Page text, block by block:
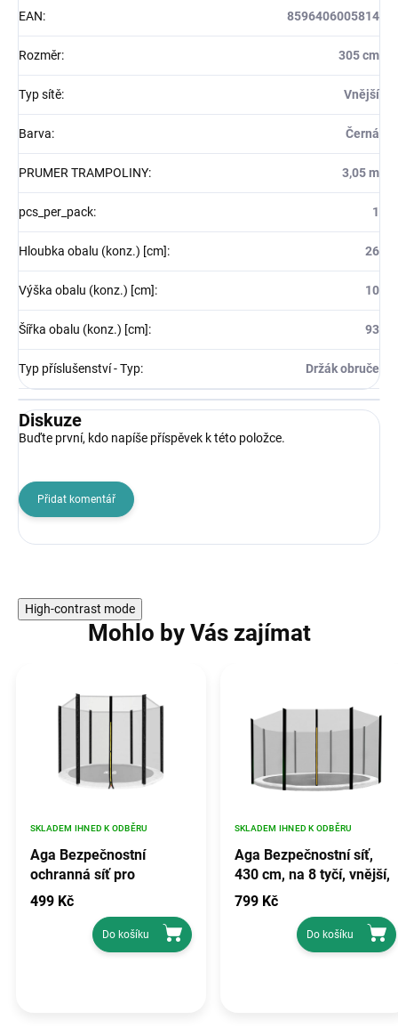
EAN: 8596406005814
Rozměr: 305 cm
Typ sítě: Vnější
Barva: Černá
PRUMER TRAMPOLINY: 3,05 m
pcs_per_pack: 1
Hloubka obalu (konz.) [cm]: 26
Výška obalu (konz.) [cm]: 10
Šířka obalu (konz.) [cm]: 93
Typ příslušenství - Typ: Držák obruče
Diskuze
Buďte první, kdo napíše příspěvek k této položce.
Přidat komentář
High-contrast mode
Mohlo by Vás zajímat
Aga Bezpečnostní
ochranná síť pro
trampolínu, průměr 2,2
m, Vnější, Černá
SKLADEM IHNED K ODBĚRU
499 Kč
Do košíku
Aga Bezpečnostní síť,
430 cm, na 8 tyčí, vnější,
černá
SKLADEM IHNED K ODBĚRU
799 Kč
Do košíku